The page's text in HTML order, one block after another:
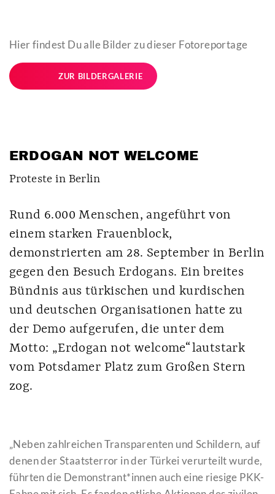
Hier findest Du alle Bilder zu dieser Fotoreportage
ZUR BILDERGALERIE
ERDOGAN NOT WELCOME
Proteste in Berlin
Rund 6.000 Menschen, angeführt von
einem starken Frauenblock,
demonstrierten am 28. September in Berlin
gegen den Besuch Erdogans. Ein breites
Bündnis aus türkischen und kurdischen
und deutschen Organisationen hatte zu
der Demo aufgerufen, die unter dem
Motto: „Erdogan not welcome“ lautstark
vom Potsdamer Platz zum Großen Stern
zog.
„Neben zahlreichen Transparenten und Schildern, auf
denen der Staatsterror in der Türkei verurteilt wurde,
führten die Demonstrant*innen auch eine riesige PKK-